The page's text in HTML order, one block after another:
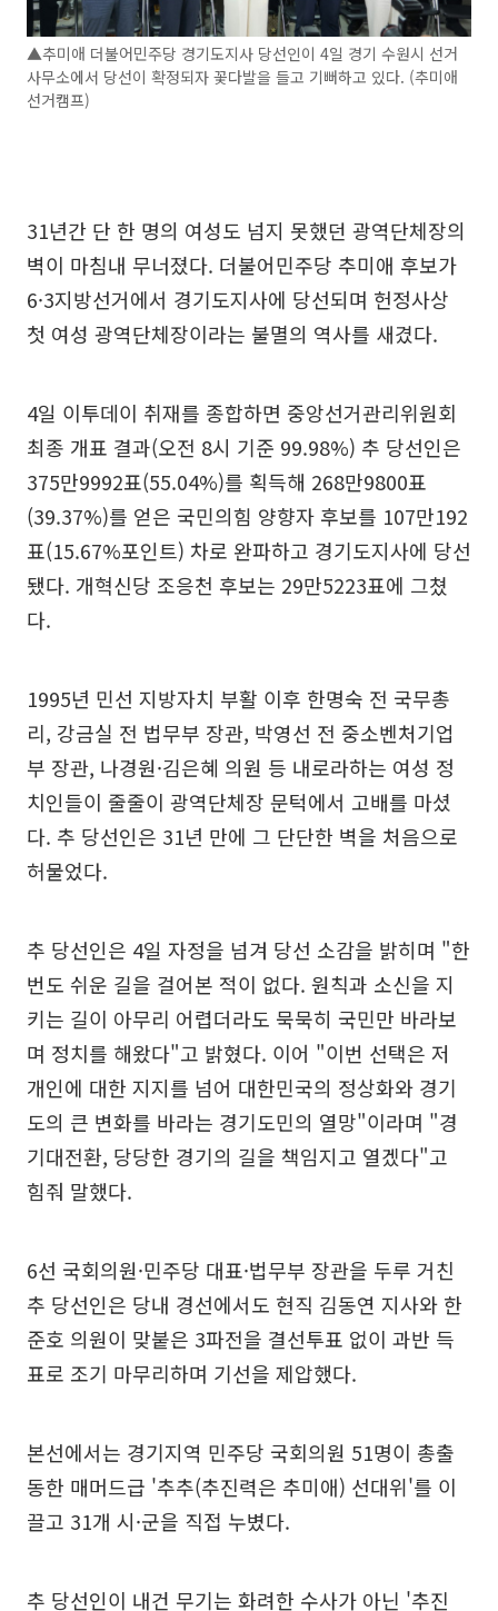
▲추미애 더불어민주당 경기도지사 당선인이 4일 경기 수원시 선거
사무소에서 당선이 확정되자 꽃다발을 들고 기뻐하고 있다. (추미애
선거캠프)
31년간 단 한 명의 여성도 넘지 못했던 광역단체장의
벽이 마침내 무너졌다. 더불어민주당 추미애 후보가
6·3지방선거에서 경기도지사에 당선되며 헌정사상
첫 여성 광역단체장이라는 불멸의 역사를 새겼다.
4일 이투데이 취재를 종합하면 중앙선거관리위원회
최종 개표 결과(오전 8시 기준 99.98%) 추 당선인은
375만9992표(55.04%)를 획득해 268만9800표
(39.37%)를 얻은 국민의힘 양향자 후보를 107만192
표(15.67%포인트) 차로 완파하고 경기도지사에 당선
됐다. 개혁신당 조응천 후보는 29만5223표에 그쳤
다.
1995년 민선 지방자치 부활 이후 한명숙 전 국무총
리, 강금실 전 법무부 장관, 박영선 전 중소벤처기업
부 장관, 나경원·김은혜 의원 등 내로라하는 여성 정
치인들이 줄줄이 광역단체장 문턱에서 고배를 마셨
다. 추 당선인은 31년 만에 그 단단한 벽을 처음으로
허물었다.
추 당선인은 4일 자정을 넘겨 당선 소감을 밝히며 "한
번도 쉬운 길을 걸어본 적이 없다. 원칙과 소신을 지
키는 길이 아무리 어렵더라도 묵묵히 국민만 바라보
며 정치를 해왔다"고 밝혔다. 이어 "이번 선택은 저
개인에 대한 지지를 넘어 대한민국의 정상화와 경기
도의 큰 변화를 바라는 경기도민의 열망"이라며 "경
기대전환, 당당한 경기의 길을 책임지고 열겠다"고
힘줘 말했다.
6선 국회의원·민주당 대표·법무부 장관을 두루 거친
추 당선인은 당내 경선에서도 현직 김동연 지사와 한
준호 의원이 맞붙은 3파전을 결선투표 없이 과반 득
표로 조기 마무리하며 기선을 제압했다.
본선에서는 경기지역 민주당 국회의원 51명이 총출
동한 매머드급 '추추(추진력은 추미애) 선대위'를 이
끌고 31개 시·군을 직접 누볐다.
추 당선인이 내건 무기는 화려한 수사가 아닌 '추진